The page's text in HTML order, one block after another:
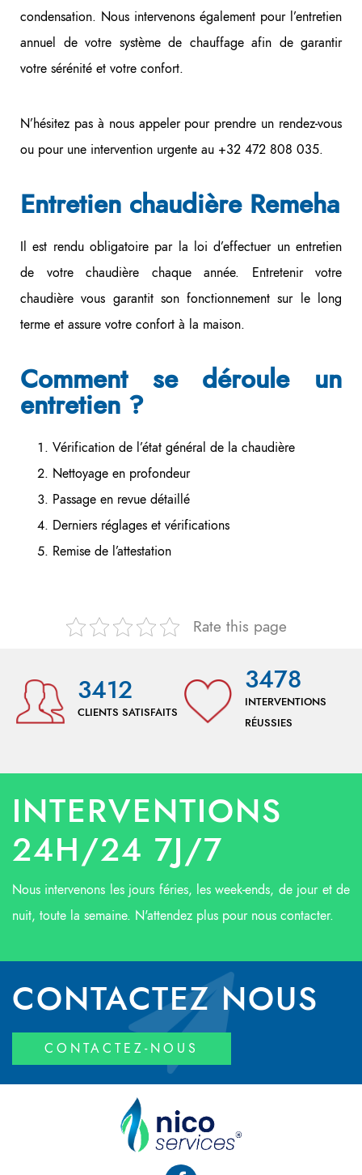
condensation. Nous intervenons également pour l’entretien
annuel de votre système de chauffage afin de garantir
votre sérénité et votre confort.
N’hésitez pas à nous appeler pour prendre un rendez-vous
ou pour une intervention urgente au +32 472 808 035.
Entretien chaudière Remeha
Il est rendu obligatoire par la loi d’effectuer un entretien
de votre chaudière chaque année. Entretenir votre
chaudière vous garantit son fonctionnement sur le long
terme et assure votre confort à la maison.
Comment se déroule un
entretien ?
Vérification de l’état général de la chaudière
Nettoyage en profondeur
Passage en revue détaillé
Derniers réglages et vérifications
Remise de l’attestation
Rate this page
3412
CLIENTS SATISFAITS
3478
INTERVENTIONS
RÉUSSIES
INTERVENTIONS
24H/24 7J/7
Nous intervenons les jours féries, les week-ends, de jour et de
nuit, toute la semaine. N'attendez plus pour nous contacter.
CONTACTEZ NOUS
CONTACTEZ-NOUS